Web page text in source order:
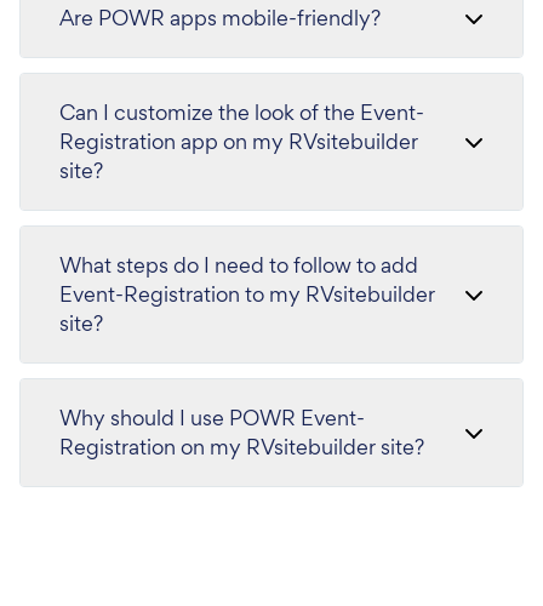
Are POWR apps mobile-friendly?
Can I customize the look of the Event-
Registration app on my RVsitebuilder
site?
What steps do I need to follow to add
Event-Registration to my RVsitebuilder
site?
Why should I use POWR Event-
Registration on my RVsitebuilder site?